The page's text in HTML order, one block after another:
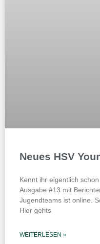
Neues HSV
Kennt ihr eigentlich
Ausgabe #13 mit
Jugendteams ist online.
Hier gehts
WEITERLESEN »